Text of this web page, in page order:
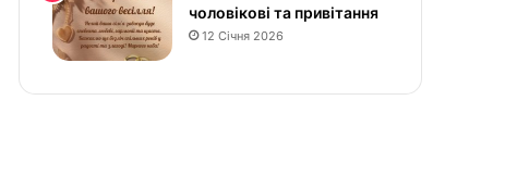
к
и
у
р
чоловікові та привітання
12 Січня 2026